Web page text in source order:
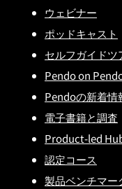
ウェビナー
ポッドキャスト
セルフガイドツ
Pendo on
Pendoの新着情
電子書籍と調査
Product-led
認定コース
製品ベンチマー